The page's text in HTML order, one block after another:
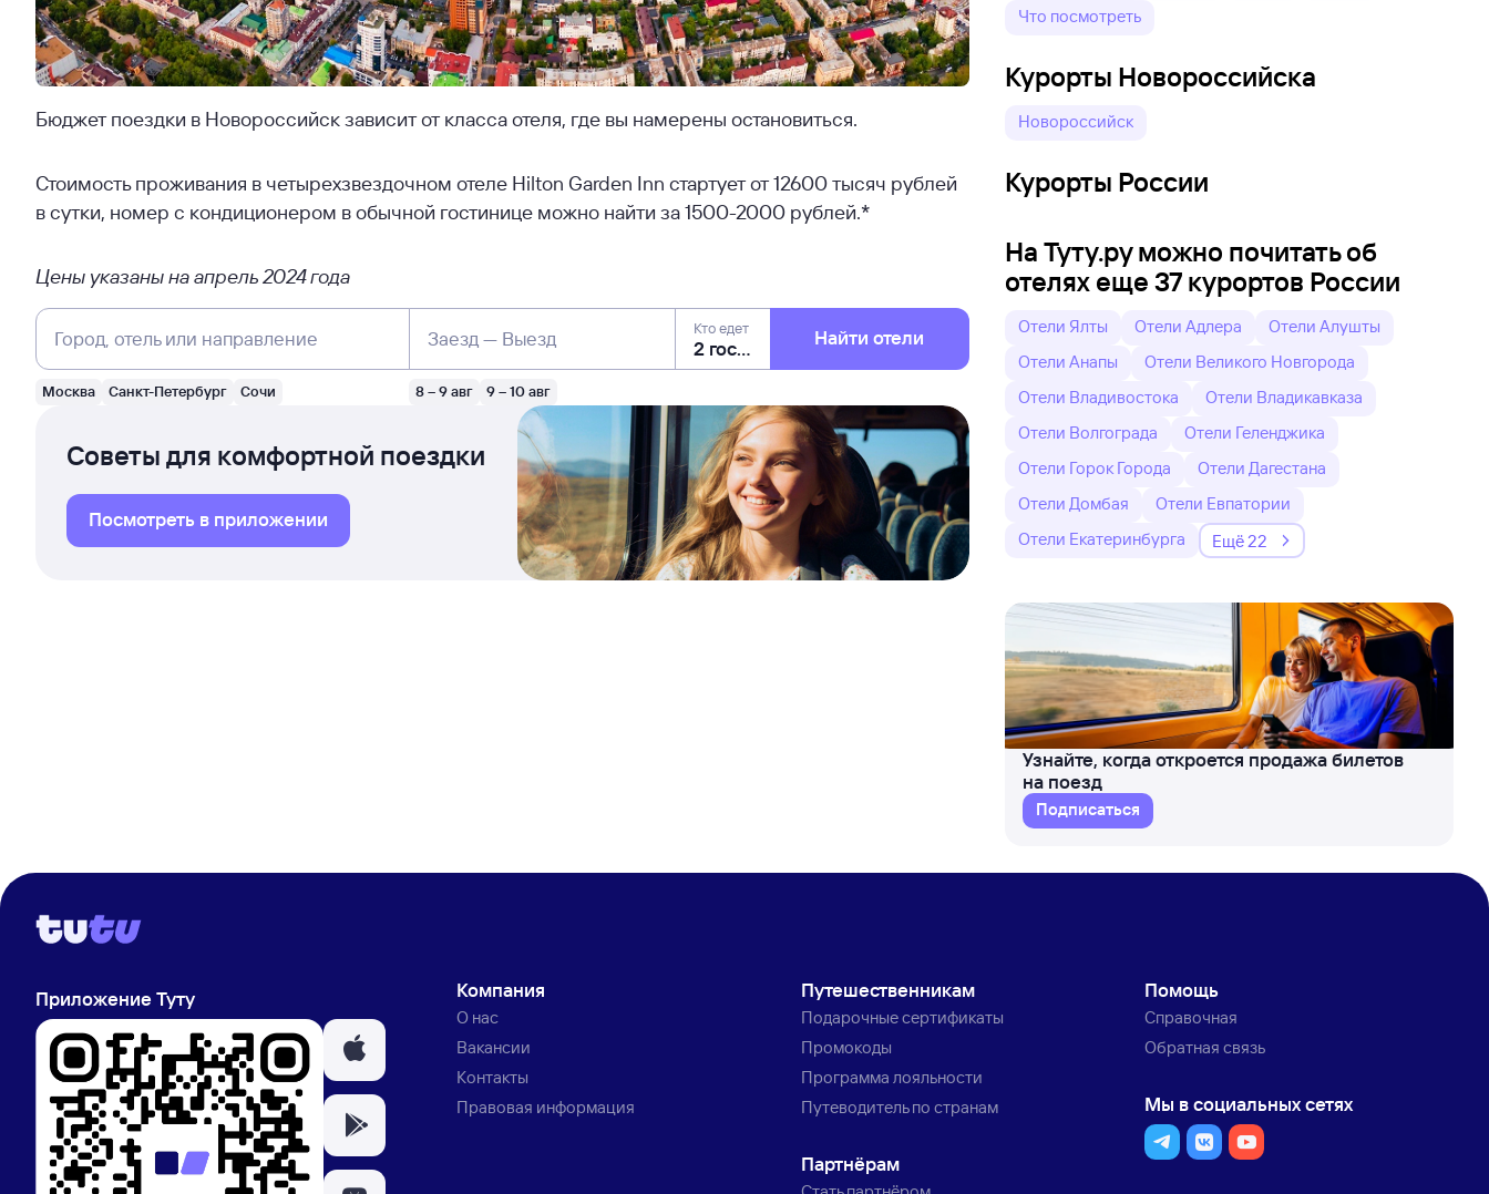
Бюджет поездки в Новороссийск зависит от класса отеля, где вы намерены остановиться.
Стоимость проживания в четырехзвездочном отеле Hilton Garden Inn стартует от 12600 тысяч рублей
в сутки, номер с кондиционером в обычной гостинице можно найти за 1500-2000 рублей.*
Цены указаны на апрель 2024 года
Город, отель или направление
Москва Санкт-Петербург Сочи
Заезд — Выезд
8 – 9 авг 9 – 10 авг
Кто едет Найти отели
Советы для комфортной поездки
Посмотреть в приложении
Что посмотреть
Курорты Новороссийска
Новороссийск
Курорты России
На Туту.ру можно почитать об
отелях еще 37 курортов России
Отели Ялты Отели Адлера
Отели Алушты
Отели Анапы
Отели Великого Новгорода
Отели Владивостока
Отели Владикавказа
Отели Волгограда
Отели Геленджика
Отели Горок Города
Отели Дагестана
Отели Домбая
Отели Евпатории
Отели Екатеринбурга
Ещё 22
Узнайте, когда откроется продажа билетов
на поезд
Подписаться
Приложение Туту Компания
О нас
Вакансии
Контакты
Правовая информация
Путешественникам
Подарочные сертификаты
Промокоды
Программа лояльности
Путеводитель по странам
Партнёрам
Помощь
Справочная
Обратная связь
Мы в социальных сетях